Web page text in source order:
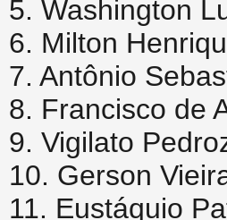
5. Washington
6. Milton
7. Antônio
8. Francisco de
9. Vigilato
10. Gerson
11. Eustáquio